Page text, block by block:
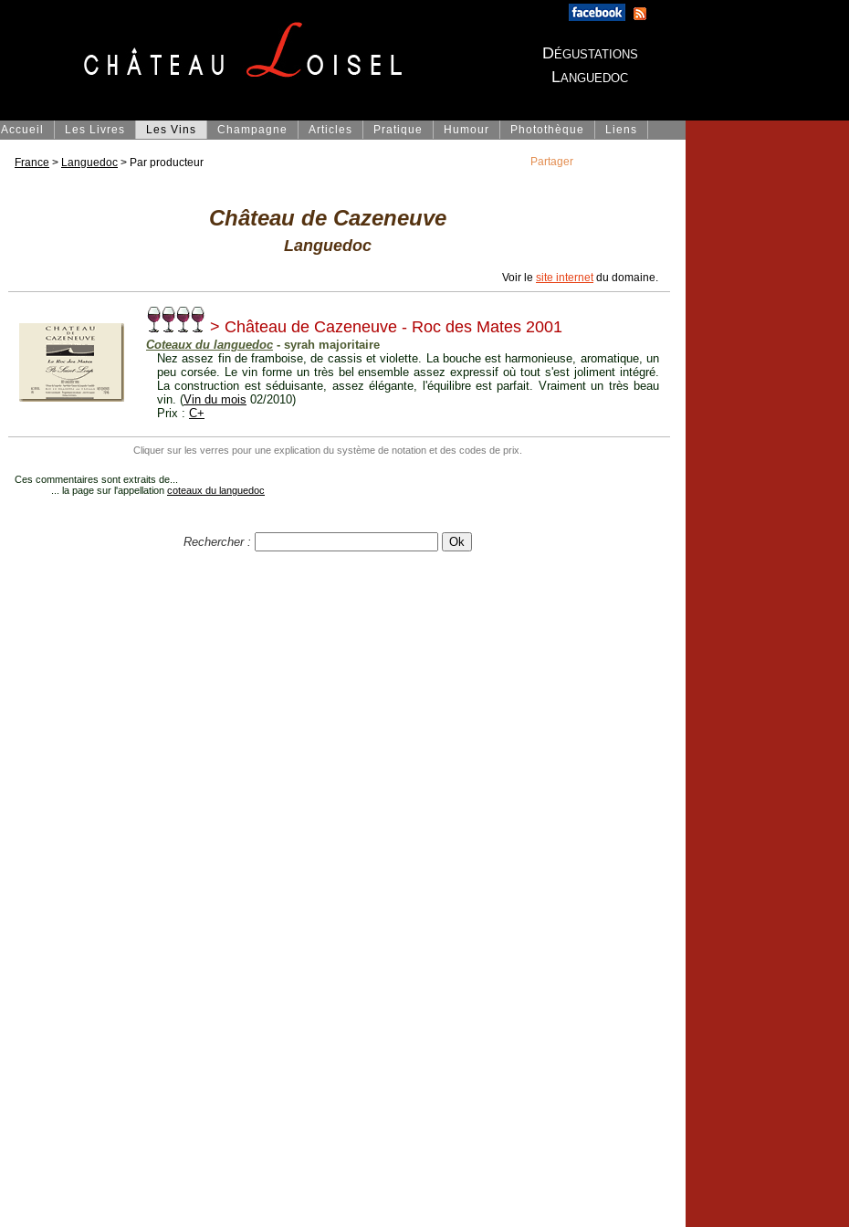
Dégustations
Languedoc
Accueil Les Livres Les Vins Champagne Articles Pratique Humour Photothèque Liens
France > Languedoc > Par producteur
Château de Cazeneuve
Languedoc
Voir le site internetdu domaine.
> Château de Cazeneuve - Roc des Mates 2001
Coteaux du languedoc - syrah majoritaire
Nez assez fin de framboise, de cassis et violette. La bouche est harmonieuse, aromatique, un
peu corsée. Le vin forme un très bel ensemble assez expressif où tout s'est joliment intégré.
La construction est séduisante, assez élégante, l'équilibre est parfait. Vraiment un très beau
vin. (Vin du mois 02/2010)
Prix : C+
Cliquer sur les verres pour une explication du système de notation et des codes de prix.
Ces commentaires sont extraits de...
... la page sur l'appellation coteaux du languedoc
Rechercher :
Partager